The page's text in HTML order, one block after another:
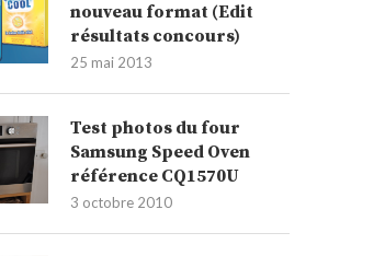
nouveau format (Edit
résultats concours)
25 mai 2013
Test photos du four
Samsung Speed Oven
référence CQ1570U
3 octobre 2010